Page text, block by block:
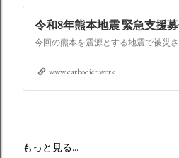
令和8年熊本地震 緊急支援
www.carbodiet.work
もっと見る…